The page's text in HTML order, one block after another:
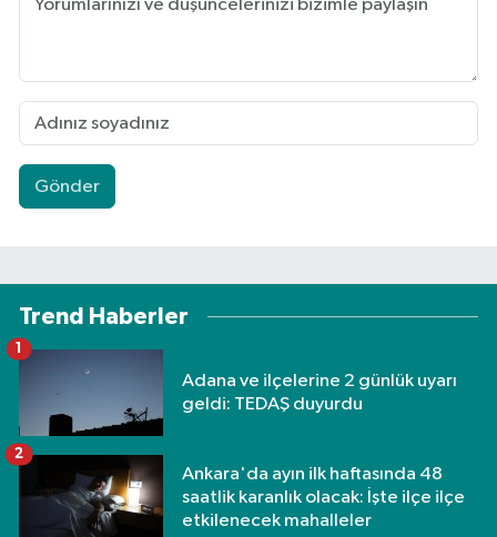
Gönder
Trend Haberler
Adana ve ilçelerine 2 günlük uyarı
geldi: TEDAŞ duyurdu
1
Ankara'da ayın ilk haftasında 48
saatlik karanlık olacak: İşte ilçe ilçe
etkilenecek mahalleler
2